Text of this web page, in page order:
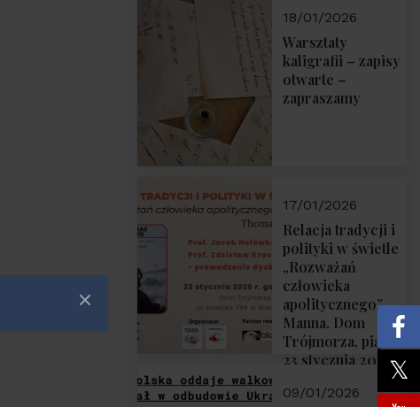
18/01/2026
Warsztaty
kaligrafii – zapisy
otwarte –
zapraszamy
17/01/2026
Relacja tradycji i
polityki w świetle
„Rozważań
człowieka
apolitycznego”
Manna. Dom
Trójmorza, piątek
23 stycznia 2026
Zapraszamy!
09/01/2026
Zamknij